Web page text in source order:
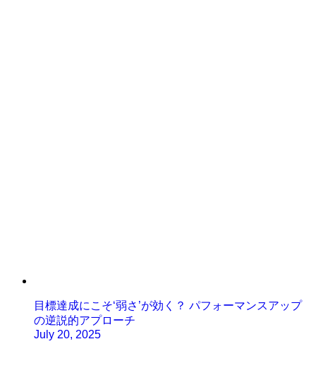
目標達成にこそ‘弱さ’が効く？ パフォーマンスアップ
の逆説的アプローチ
July 20, 2025